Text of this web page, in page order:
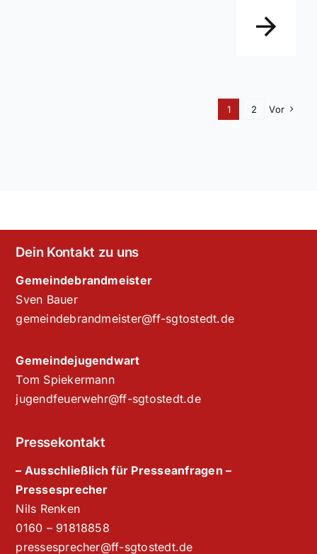
1 2 Vor
Dein Kontakt zu uns
Gemeindebrandmeister
Sven Bauer
gemeindebrandmeister@ff-sgtostedt.de
Gemeindejugendwart
Tom Spiekermann
jugendfeuerwehr@ff-sgtostedt.de
Pressekontakt
– Ausschließlich für Presseanfragen –
Pressesprecher
Nils Renken
‭0160 – 91818858‬
pressesprecher@ff-sgtostedt.de